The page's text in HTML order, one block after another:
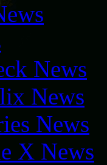
News
News
News
X News